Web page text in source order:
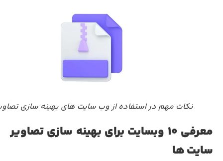
نکات مهم در استفاده از وب سایت های بهینه سازی تصاویر
معرفی 10 وبسایت برای بهینه سازی تصاویر
سایت ها